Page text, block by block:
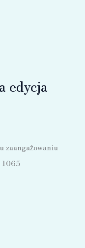
edycja
1065